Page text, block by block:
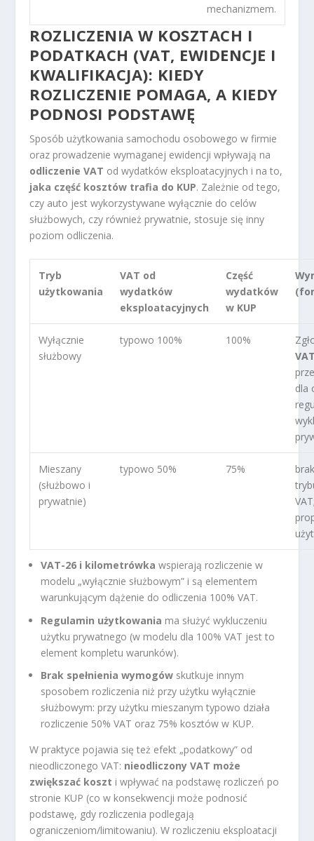
mechanizmem.
ROZLICZENIA W KOSZTACH I
PODATKACH (VAT, EWIDENCJE I
KWALIFIKACJA): KIEDY
ROZLICZENIE POMAGA, A KIEDY
PODNOSI PODSTAWĘ
Sposób użytkowania samochodu osobowego w firmie
oraz prowadzenie wymaganej ewidencji wpływają na
odliczenie VAT od wydatków eksploatacyjnych i na to,
jaka część kosztów trafia do KUP. Zależnie od tego,
czy auto jest wykorzystywane wyłącznie do celów
służbowych, czy również prywatnie, stosuje się inny
poziom odliczenia.
Tryb
użytkowania
VAT od
wydatków
eksploatacyjnych
Część
wydatków
w KUP
Wyłącznie
służbowy
typowo 100% 100%
dla
Mieszany
(służbowo i
prywatnie)
typowo 50% 75%
VAT-26 i kilometrówka wspierają rozliczenie w
modelu „wyłącznie służbowym” i są elementem
warunkującym dążenie do odliczenia 100% VAT.
Regulamin użytkowania ma służyć wykluczeniu
użytku prywatnego (w modelu dla 100% VAT jest to
element kompletu warunków).
Brak spełnienia wymogów skutkuje innym
sposobem rozliczenia niż przy użytku wyłącznie
służbowym: przy użytku mieszanym typowo działa
rozliczenie 50% VAT oraz 75% kosztów w KUP.
W praktyce pojawia się też efekt „podatkowy” od
nieodliczonego VAT: nieodliczony VAT może
zwiększać koszt i wpływać na podstawę rozliczeń po
stronie KUP (co w konsekwencji może podnosić
podstawę, gdy rozliczenia podlegają
ograniczeniom/limitowaniu). W rozliczeniu eksploatacji